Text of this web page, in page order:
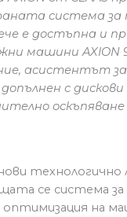
система за
е достъпна и
машини AXION
асистентът
с дискови
технологично
се система
на